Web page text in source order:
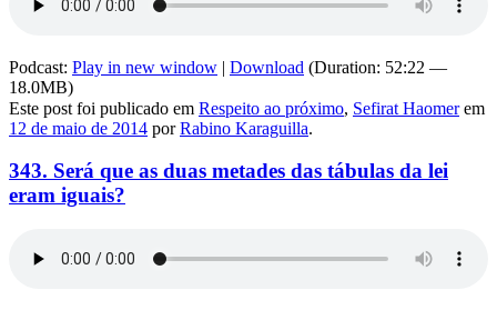
Podcast: Play in new window | Download (Duration: 52:22 —
18.0MB)
Este post foi publicado em Respeito ao próximo, Sefirat Haomerem
12 de maio de 2014 porRabino Karaguilla.
343. Será que as duas metades das tábulas da lei
eram iguais?